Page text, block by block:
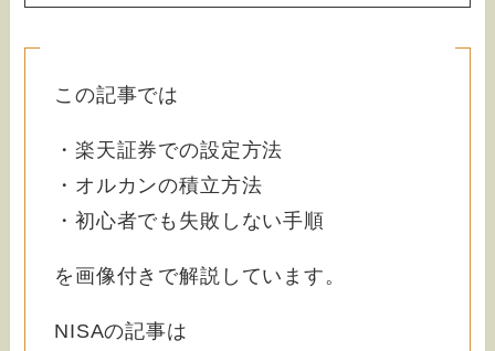
この記事では
・楽天証券での設定方法
・オルカンの積立方法
・初心者でも失敗しない手順
を画像付きで解説しています。
NISAの記事は